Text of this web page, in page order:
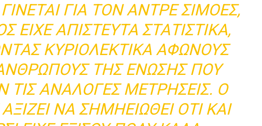
ΓΙΑ ΤΟΝ ΑΝΤΡΈ ΣΙΜΌΕΣ,
ΕΊΧΕ ΑΠΊΣΤΕΥΤΑ ΣΤΑΤΙΣΤΙΚΆ,
ΚΥΡΙΟΛΈΚΤΙΚΑ ΆΦΩΝΟΥΣ
ΤΗΣ ΈΝΩΣΗΣ ΠΟΥ
ΤΙΣ ΑΝΆΛΟΓΕΣ ΜΕΤΡΉΣΕΙΣ. Ο
ΝΑ ΣΗΜΗΕΙΩΘΕΊ ΌΤΙ ΚΑΙ